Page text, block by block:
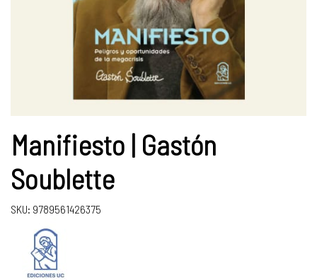
Manifiesto | Gastón
Soublette
SKU: 9789561426375